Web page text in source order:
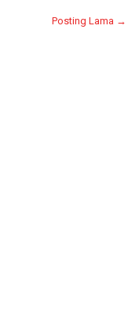
Posting Lama →